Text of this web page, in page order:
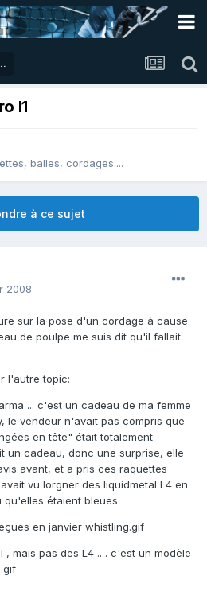
l1
balles, cordages....
à ce sujet
2008
sur la pose d'un cordage à cause
de poulpe me suis dit qu'il fallait
l'autre topic:
... c'est un cadeau de ma femme
le vendeur n'avait pas compris que
en tête" était totalement
un cadeau, donc une surprise, elle
avant, et a pris ces raquettes
vu lorgner des liquidmetal L4 en
qu'elles étaient bleues
en janvier whistling.gif
mais pas des L4 .. . c'est un modèle